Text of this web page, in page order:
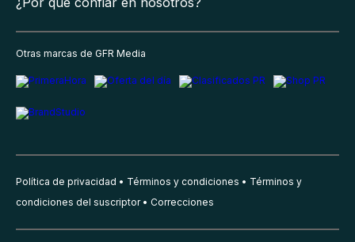
Otras marcas de GFR Media
Política de privacidad Términos y condiciones
Términos y
condiciones del suscriptor
Correcciones